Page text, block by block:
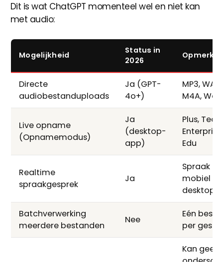
Dit is wat ChatGPT momenteel wel en niet kan
met audio:
Mogelijkheid
Status in
2026
Directe
audiobestanduploads
Ja (GPT-
4o+)
MP3, WAV,
M4A,
Live opname
(Opnamemodus)
Ja
(desktop-
app)
Plus,
Enterprise,
Edu
Realtime
spraakgesprek
Ja
Spraak in
mobiel en
desktop
Batchverwerking
meerdere bestanden
Nee
Eén
per
Kan geen